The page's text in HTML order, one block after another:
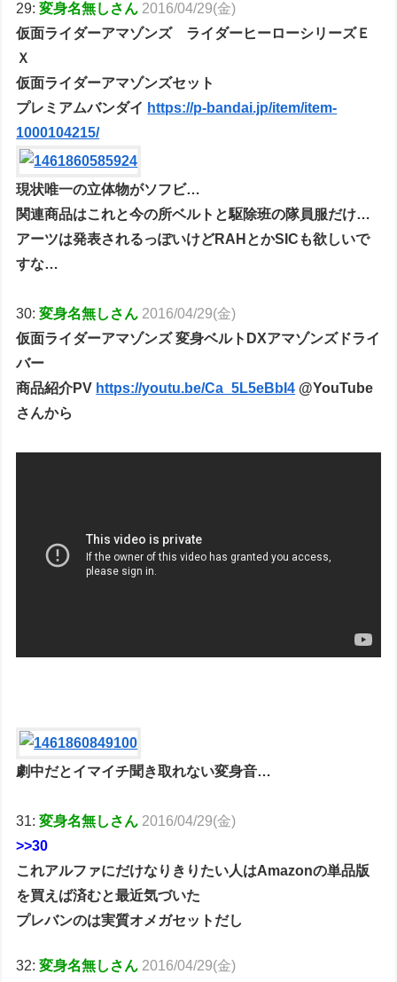
29:変身名無しさん 2016/04/29(金)
仮面ライダーアマゾンズ ライダーヒーローシリーズＥ
Ｘ
仮面ライダーアマゾンズセット
プレミアムバンダイ https://p-bandai.jp/item/item-
1000104215/
現状唯一の立体物がソフビ…
関連商品はこれと今の所ベルトと駆除班の隊員服だけ…
アーツは発表されるっぽいけどRAHとかSICも欲しいで
すな…
30:変身名無しさん 2016/04/29(金)
仮面ライダーアマゾンズ 変身ベルトDXアマゾンズドライ
バー
商品紹介PV https://youtu.be/Ca_5L5eBbI4 @YouTube
さんから
劇中だとイマイチ聞き取れない変身音…
31:変身名無しさん 2016/04/29(金)
>>30
これアルファにだけなりきりたい人はAmazonの単品版
を買えば済むと最近気づいた
プレバンのは実質オメガセットだし
32:変身名無しさん 2016/04/29(金)